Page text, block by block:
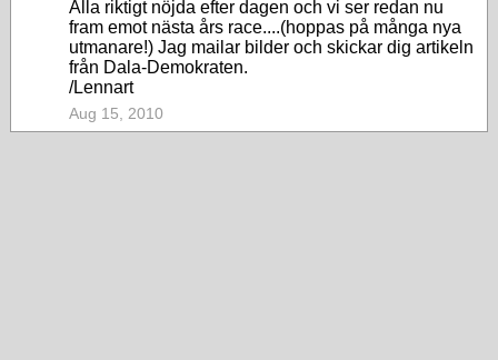
Alla riktigt nöjda efter dagen och vi ser redan nu
fram emot nästa års race....(hoppas på många nya
utmanare!) Jag mailar bilder och skickar dig artikeln
från Dala-Demokraten.
/Lennart
Aug 15, 2010